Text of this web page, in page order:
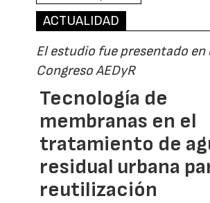
ACTUALIDAD
El estudio fue presentado en
Congreso AEDyR
Tecnología de
membranas en el
tratamiento de
residual urbana
reutilización